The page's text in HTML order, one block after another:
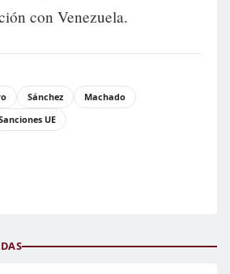
con Venezuela.
Sánchez
Machado
UE